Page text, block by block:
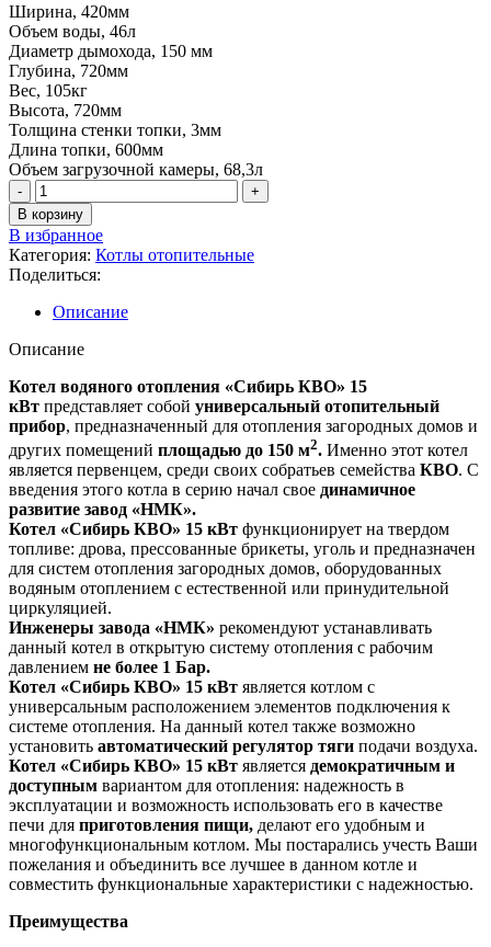
Ширина, 420мм
Объем воды, 46л
Диаметр дымохода, 150 мм
Глубина, 720мм
Вес, 105кг
Высота, 720мм
Толщина стенки топки, 3мм
Длина топки, 600мм
Объем загрузочной камеры, 68,3л
В корзину
В избранное
Категория: Котлы отопительные
Поделиться:
Описание
Описание
Котел водяного отопления «Сибирь КВО» 15
кВт представляет собой универсальный отопительный
прибор, предназначенный для отопления загородных домов и
других помещений площадью до 150 м2. Именно этот котел
является первенцем, среди своих собратьев семейства КВО. С
введения этого котла в серию начал свое динамичное
развитие завод «НМК».
Котел «Сибирь КВО» 15 кВт функционирует на твердом
топливе: дрова, прессованные брикеты, уголь и предназначен
для систем отопления загородных домов, оборудованных
водяным отоплением с естественной или принудительной
циркуляцией.
Инженеры завода «НМК» рекомендуют устанавливать
данный котел в открытую систему отопления с рабочим
давлением не более 1 Бар.
Котел «Сибирь КВО» 15 кВт является котлом с
универсальным расположением элементов подключения к
системе отопления. На данный котел также возможно
установить автоматический регулятор тяги подачи воздуха.
Котел «Сибирь КВО» 15 кВт является демократичным и
доступным вариантом для отопления: надежность в
эксплуатации и возможность использовать его в качестве
печи для приготовления пищи, делают его удобным и
многофункциональным котлом. Мы постарались учесть Ваши
пожелания и объединить все лучшее в данном котле и
совместить функциональные характеристики с надежностью.
Преимущества